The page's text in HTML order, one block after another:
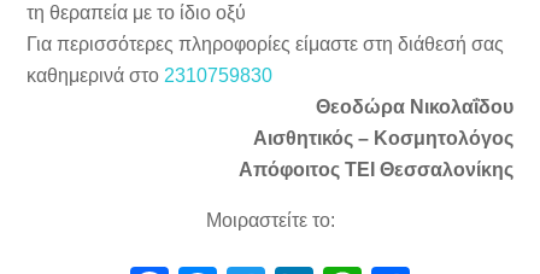
τη θεραπεία με το ίδιο οξύ
Για περισσότερες πληροφορίες είμαστε στη διάθεσή σας
καθημερινά στο 2310759830
Θεοδώρα Νικολαΐδου
Αισθητικός – Κοσμητολόγος
Απόφοιτος ΤΕΙ Θεσσαλονίκης
Μοιραστείτε το: